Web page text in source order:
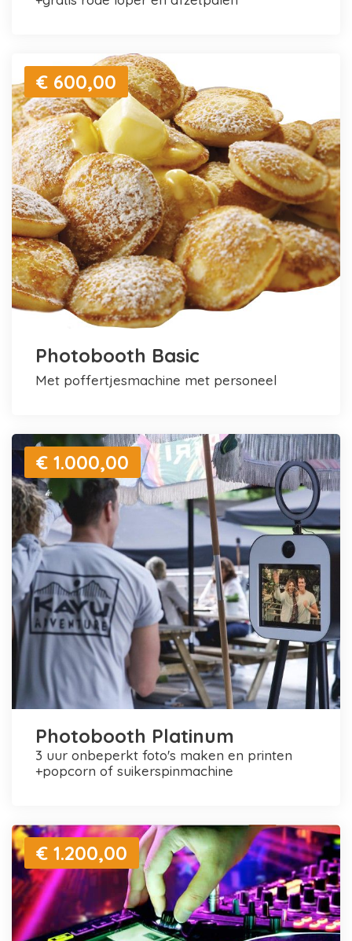
€ 600,00
Photobooth Basic
met poffertjesmachine met personeel
€ 1.000,00
Photobooth Platinum
3 uur onbeperkt foto's maken en printen
+popcorn of suikerspinmachine
€ 1.200,00